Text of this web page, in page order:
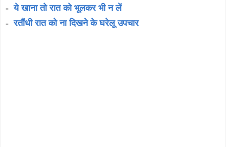
-ये खाना तो रात को भूलकर भी न लें
-रतौंधी रात को ना दिखने के घरेलू उपचार